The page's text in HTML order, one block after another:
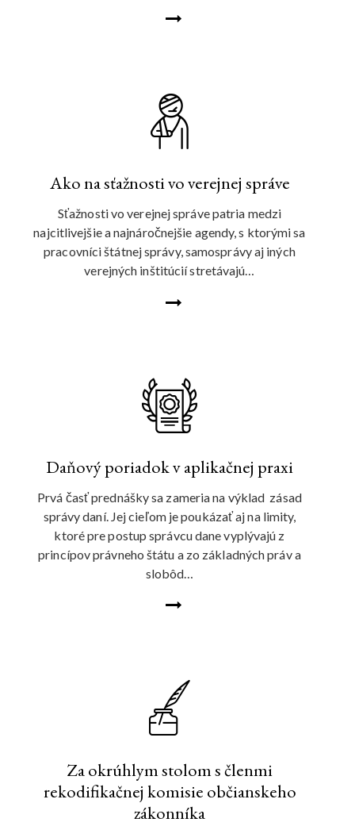
Ako na sťažnosti vo verejnej správe
Sťažnosti vo verejnej správe patria medzi
najcitlivejšie a najnáročnejšie agendy, s ktorými sa
pracovníci štátnej správy, samosprávy aj iných
verejných inštitúcií stretávajú…
Daňový poriadok v aplikačnej praxi
Prvá časť prednášky sa zameria na výklad zásad
správy daní. Jej cieľom je poukázať aj na limity,
ktoré pre postup správcu dane vyplývajú z
princípov právneho štátu a zo základných práv a
slobôd…
Za okrúhlym stolom s členmi
rekodifikačnej komisie občianskeho
zákonníka